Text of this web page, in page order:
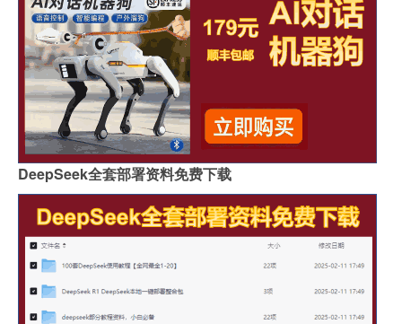
DeepSeek全套部署资料免费下载